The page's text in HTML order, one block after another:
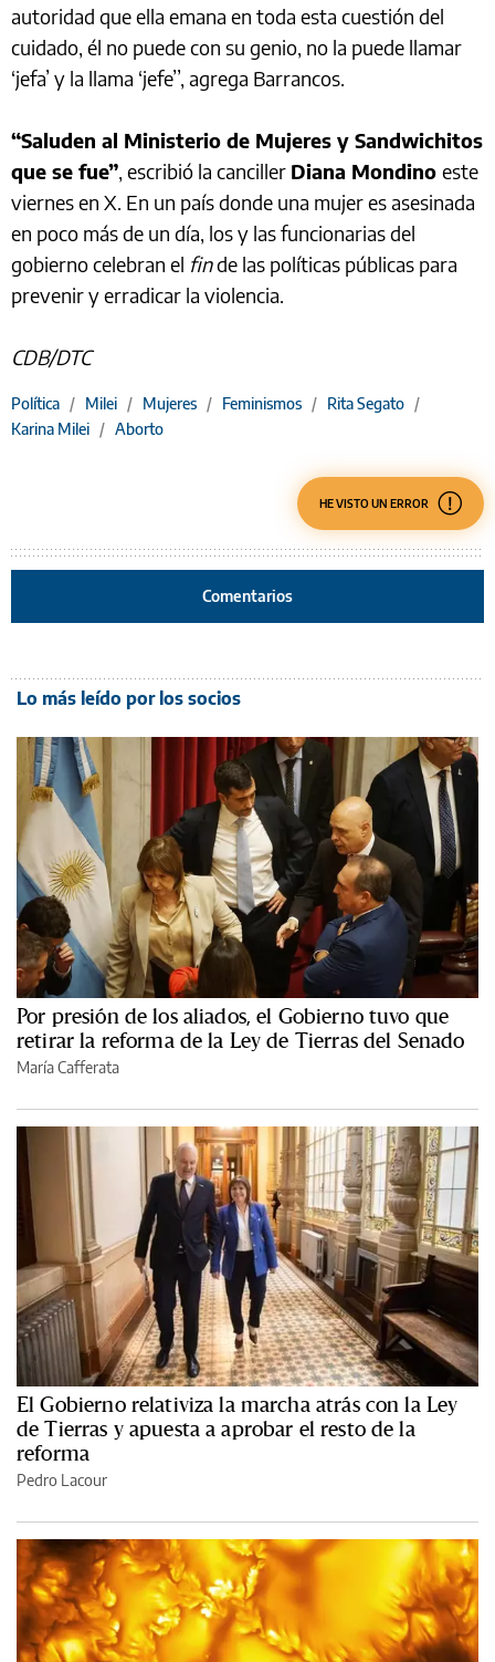
autoridad que ella emana en toda esta cuestión del
cuidado, él no puede con su genio, no la puede llamar
‘jefa’ y la llama ‘jefe’’, agrega Barrancos.
“Saluden al Ministerio de Mujeres y Sandwichitos
que se fue”, escribió la canciller Diana Mondino este
viernes en X. En un país donde una mujer es asesinada
en poco más de un día, los y las funcionarias del
gobierno celebran el finde las políticas públicas para
prevenir y erradicar la violencia.
CDB/DTC
Política / Milei / Mujeres / Feminismos / Rita Segato /
Karina Milei / Aborto
HE VISTO UN ERROR
Comentarios
Lo más leído por los socios
Por presión de los aliados, el Gobierno tuvo que
retirar la reforma de la Ley de Tierras del Senado
María Cafferata
El Gobierno relativiza la marcha atrás con la Ley
de Tierras y apuesta a aprobar el resto de la
reforma
Pedro Lacour